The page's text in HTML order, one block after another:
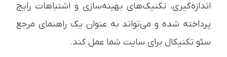
اندازه‌گیری، تکنیک‌های بهینه‌سازی و اشتباهات رایج
پرداخته شده و می‌تواند به عنوان یک راهنمای مرجع
سئو تکنیکال برای سایت شما عمل کند.